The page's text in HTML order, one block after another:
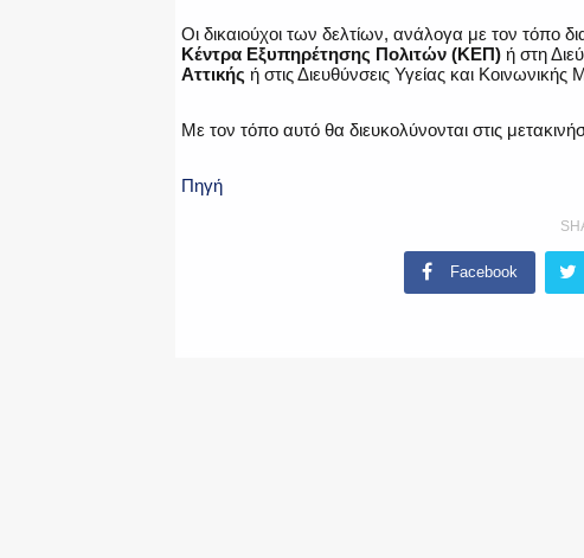
Οι δικαιούχοι των δελτίων, ανάλογα με τον τόπο
Κέντρα Εξυπηρέτησης Πολιτών (ΚΕΠ) ή στη
Αττικής ή στις Διευθύνσεις Υγείας και
Με τον τόπο αυτό θα διευκολύνονται στις
Πηγή
Facebook